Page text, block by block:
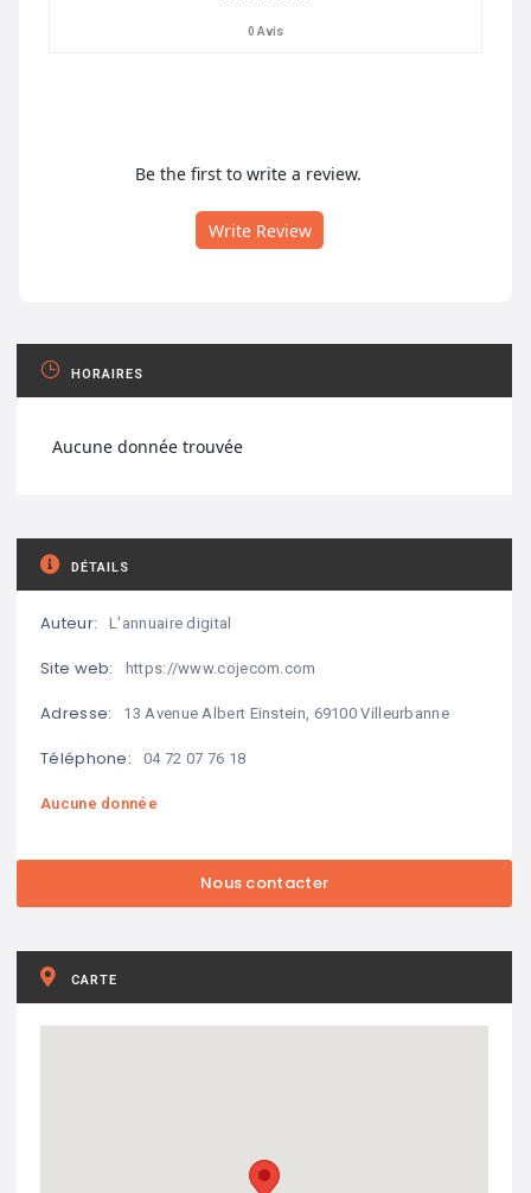
0 Avis
Be the first to write a review.
Write Review
HORAIRES
Aucune donnée trouvée
DÉTAILS
Auteur: L'annuaire digital
Site web: https://www.cojecom.com
Adresse: 13 Avenue Albert Einstein, 69100 Villeurbanne
Téléphone: 04 72 07 76 18
Aucune donnée
CARTE